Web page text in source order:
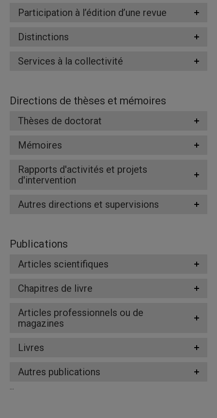
Participation à l’édition d’une revue
Distinctions
Services à la collectivité
Directions de thèses et mémoires
Thèses de doctorat
Mémoires
Rapports d'activités et projets
d'intervention
Autres directions et supervisions
Publications
Articles scientifiques
Chapitres de livre
Articles professionnels ou de
magazines
Livres
Autres publications
...